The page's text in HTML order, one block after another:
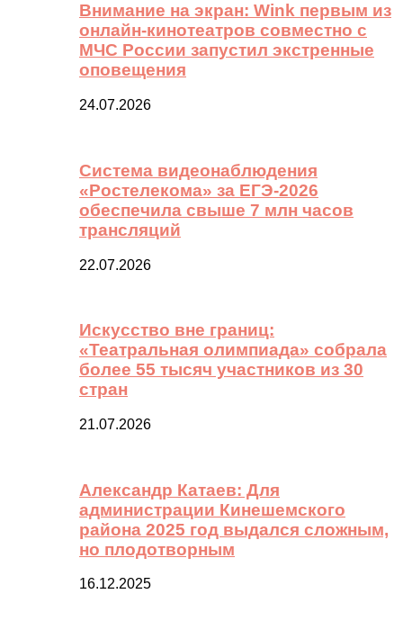
Внимание на экран: Wink первым из
онлайн-кинотеатров совместно с
МЧС России запустил экстренные
оповещения
24.07.2026
Система видеонаблюдения
«Ростелекома» за ЕГЭ-2026
обеспечила свыше 7 млн часов
трансляций
22.07.2026
Искусство вне границ:
«Театральная олимпиада» собрала
более 55 тысяч участников из 30
стран
21.07.2026
Александр Катаев: Для
администрации Кинешемского
района 2025 год выдался сложным,
но плодотворным
16.12.2025